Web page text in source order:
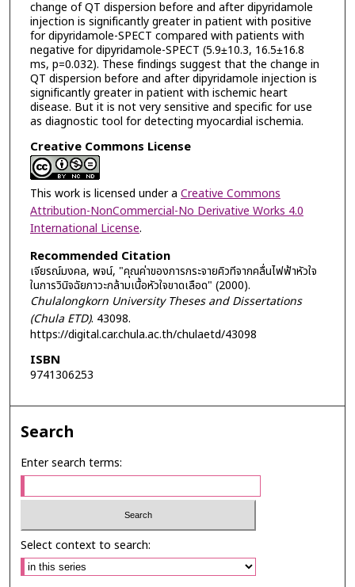
change of QT dispersion before and after dipyridamole
injection is significantly greater in patient with positive
for dipyridamole-SPECT compared with patients with
negative for dipyridamole-SPECT (5.9±10.3, 16.5±16.8
ms, p=0.032). These findings suggest that the change in
QT dispersion before and after dipyridamole injection is
significantly greater in patient with ischemic heart
disease. But it is not very sensitive and specific for use
as diagnostic tool for detecting myocardial ischemia.
Creative Commons License
This work is licensed under a Creative Commons
Attribution-NonCommercial-No Derivative Works 4.0
International License.
Recommended Citation
เจียรณ์มงคล, พจน์, "คุณค่าของการกระจายคิวทีจากคลื่นไฟฟ้าหัวใจ
ในการวินิจฉัยภาวะกล้ามเนื้อหัวใจขาดเลือด" (2000).
Chulalongkorn University Theses and Dissertations
(Chula ETD). 43098.
https://digital.car.chula.ac.th/chulaetd/43098
ISBN
9741306253
Search
Enter search terms:
Select context to search: